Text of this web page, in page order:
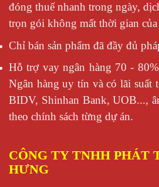
đóng thuế nhanh trong ngày,
trọn gói không mất thời gian
Chỉ bán sản phẩm đã đầy đủ
Hỗ trợ vay ngân hàng 70 -
Ngân hàng uy tín và có lãi suất
BIDV, Shinhan Bank, UOB...,
theo chính sách từng dự án.
CÔNG TY TNHH PHÁT
HƯNG